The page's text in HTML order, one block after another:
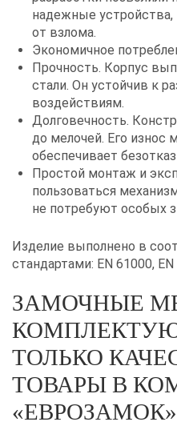
надежные
от взлома.
Экономичное
Прочность. Корпус
стали. Он устойчив к
воздействиям.
Долговечность.
до мелочей. Его износ
обеспечивает
Простой монтаж и
пользоваться
не потребуют особых
Изделие выполнено в
стандартами: EN 61000, EN
ЗАМОЧНЫЕ
ТОЛЬКО
ТОВАРЫ В
«ЕВРОЗАМОК»